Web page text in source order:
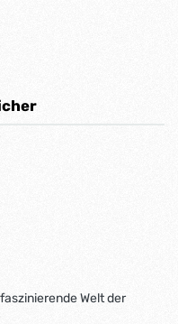
Welt der